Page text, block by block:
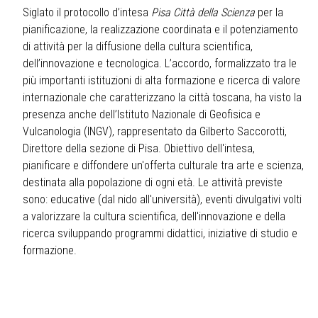
Siglato il protocollo d’intesa Pisa Città della Scienza per la
pianificazione, la realizzazione coordinata e il potenziamento
di attività per la diffusione della cultura scientifica,
dell’innovazione e tecnologica. L’accordo, formalizzato tra le
più importanti istituzioni di alta formazione e ricerca di valore
internazionale che caratterizzano la città toscana, ha visto la
presenza anche dell’Istituto Nazionale di Geofisica e
Vulcanologia (INGV), rappresentato da Gilberto Saccorotti,
Direttore della sezione di Pisa. Obiettivo dell'intesa,
pianificare e diffondere un'offerta culturale tra arte e scienza,
destinata alla popolazione di ogni età. Le attività previste
sono: educative (dal nido all'università), eventi divulgativi volti
a valorizzare la cultura scientifica, dell'innovazione e della
ricerca sviluppando programmi didattici, iniziative di studio e
formazione.